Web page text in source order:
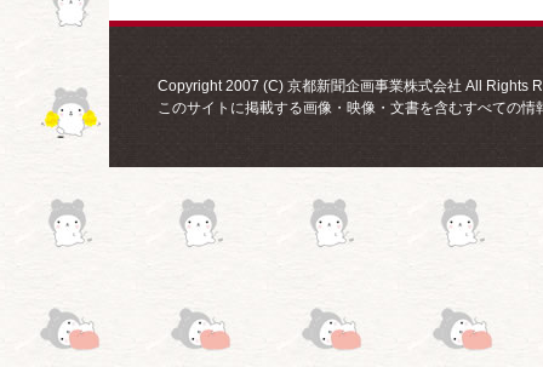
Copyright 2007 (C) 京都新聞企画事業株式会社 All Rights
このサイトに掲載する画像・映像・文書を含むすべての